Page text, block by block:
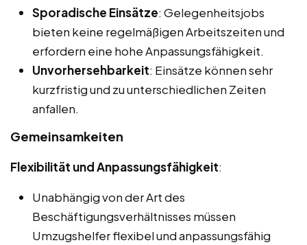
Sporadische Einsätze: Gelegenheitsjobs
bieten keine regelmäßigen Arbeitszeiten und
erfordern eine hohe Anpassungsfähigkeit.
Unvorhersehbarkeit: Einsätze können sehr
kurzfristig und zu unterschiedlichen Zeiten
anfallen.
Gemeinsamkeiten
Flexibilität und Anpassungsfähigkeit:
Unabhängig von der Art des
Beschäftigungsverhältnisses müssen
Umzugshelfer flexibel und anpassungsfähig